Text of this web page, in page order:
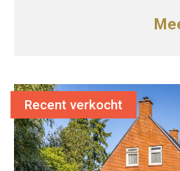
Recent verkocht